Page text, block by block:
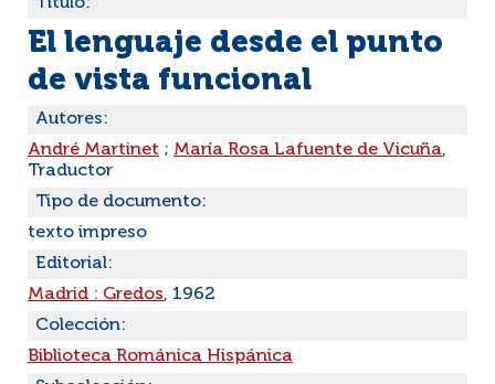
El lenguaje desde el punto
de vista funcional
Autores:
André Martinet ; María Rosa Lafuente de Vicuña,
Traductor
Tipo de documento:
texto impreso
Editorial:
Madrid : Gredos, 1962
Colección:
Biblioteca Románica Hispánica